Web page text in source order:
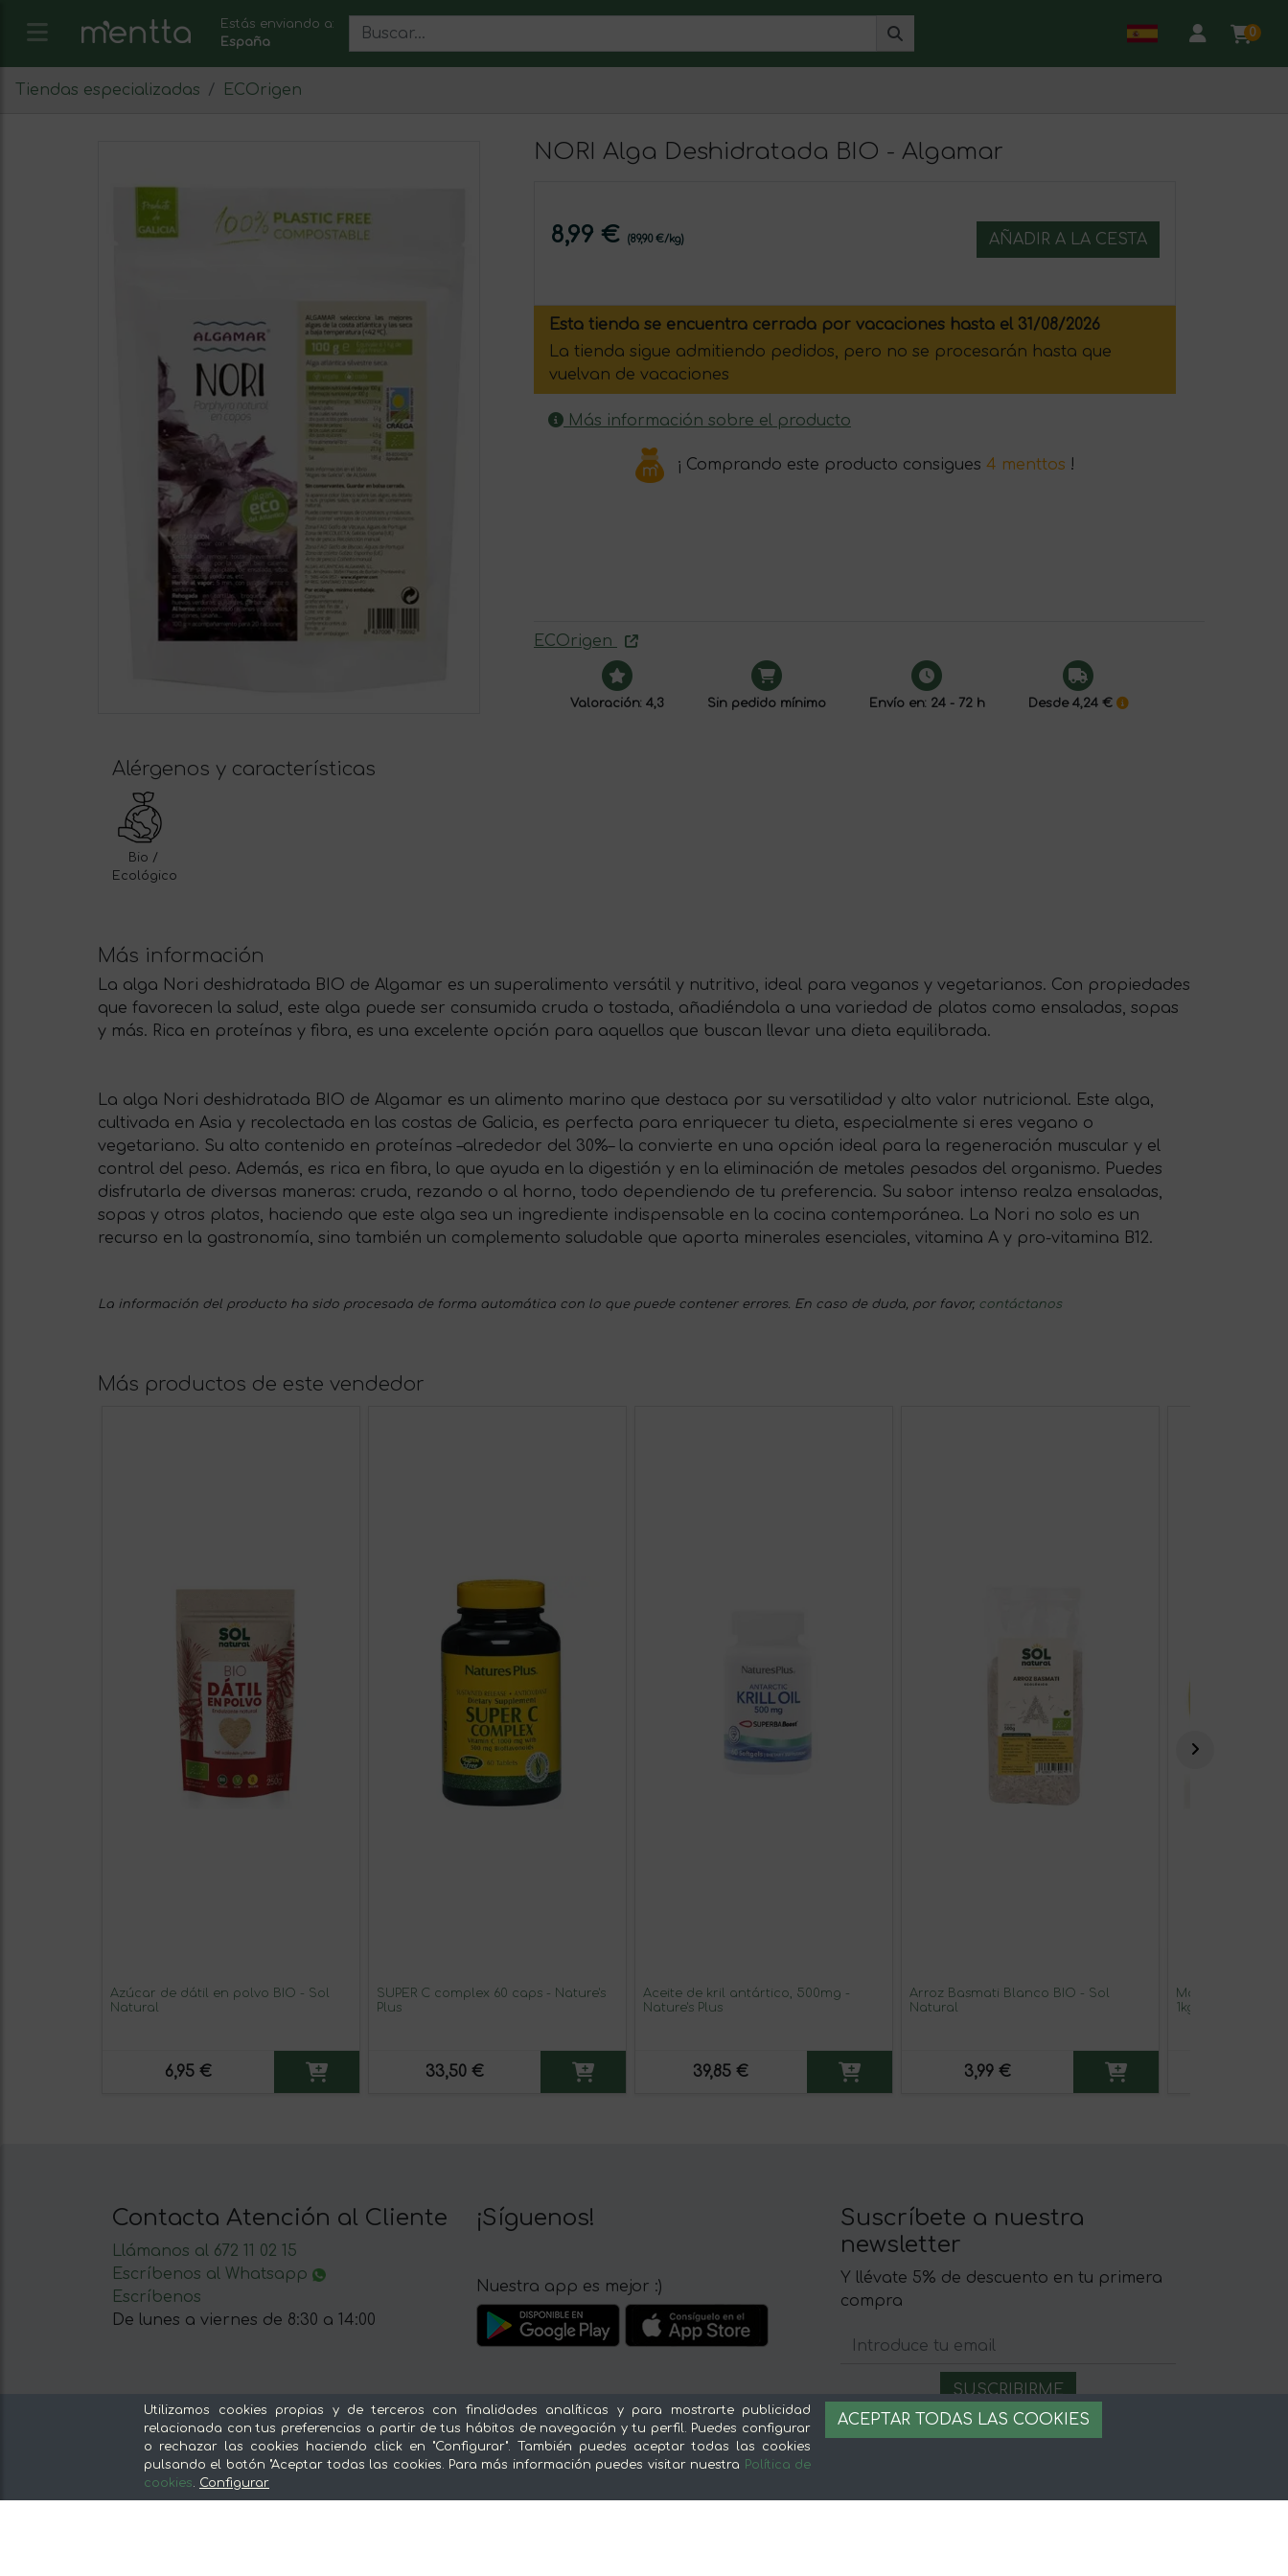
Estás enviando a:
España
0
Tiendas especializadas ECOrigen
NORI Alga Deshidratada BIO - Algamar
8,99 € (89,90 €/kg) AÑADIR A LA CESTA
Esta tienda se encuentra cerrada por vacaciones hasta el 31/08/2026
La tienda sigue admitiendo pedidos, pero no se procesarán hasta que
vuelvan de vacaciones
Más información sobre el producto
¡ Comprando este producto consigues 4 menttos !
ECOrigen
Valoración: 4,3 Sin pedido mínimo Envío en: 24 - 72 h Desde 4,24 €
Alérgenos y características
Bio /
Ecológico
Más información
La alga Nori deshidratada BIO de Algamar es un superalimento versátil y nutritivo, ideal para veganos y vegetarianos. Con propiedades
que favorecen la salud, este alga puede ser consumida cruda o tostada, añadiéndola a una variedad de platos como ensaladas, sopas
y más. Rica en proteínas y fibra, es una excelente opción para aquellos que buscan llevar una dieta equilibrada.
La alga Nori deshidratada BIO de Algamar es un alimento marino que destaca por su versatilidad y alto valor nutricional. Este alga,
cultivada en Asia y recolectada en las costas de Galicia, es perfecta para enriquecer tu dieta, especialmente si eres vegano o
vegetariano. Su alto contenido en proteínas –alrededor del 30%– la convierte en una opción ideal para la regeneración muscular y el
control del peso. Además, es rica en fibra, lo que ayuda en la digestión y en la eliminación de metales pesados del organismo. Puedes
disfrutarla de diversas maneras: cruda, rezando o al horno, todo dependiendo de tu preferencia. Su sabor intenso realza ensaladas,
sopas y otros platos, haciendo que este alga sea un ingrediente indispensable en la cocina contemporánea. La Nori no solo es un
recurso en la gastronomía, sino también un complemento saludable que aporta minerales esenciales, vitamina A y pro-vitamina B12.
La información del producto ha sido procesada de forma automática con lo que puede contener errores. En caso de duda, por favor, contáctanos
Más productos de este vendedor
Azúcar de dátil en polvo BIO - Sol
Natural
6,95 €
SUPER C complex 60 caps - Nature's
Plus
33,50 €
Aceite de kril antártico, 500mg -
Nature's Plus
39,85 €
Arroz Basmati Blanco BIO - Sol
Natural
3,99 €
Manzana
1kg
Contacta Atención al Cliente
Llámanos al 672 11 02 15
Escríbenos al Whatsapp
Escríbenos
De lunes a viernes de 8:30 a 14:00
¡Síguenos!
Nuestra app es mejor :)
Suscríbete a nuestra
newsletter
Y llévate 5% de descuento en tu primera
compra
Nuestras secciones
Del productor, sin intermediarios
Tiendas Especializadas y Productos
Sobre mentta
Ventajas de comprar comida online en
Legal
Utilizamos cookies propias y de terceros con finalidades analíticas y para mostrarte publicidad
relacionada con tus preferencias a partir de tus hábitos de navegación y tu perfil. Puedes configurar
o rechazar las cookies haciendo click en "Configurar". También puedes aceptar todas las cookies
pulsando el botón "Aceptar todas las cookies. Para más información puedes visitar nuestra Política de
cookies. Configurar
ACEPTAR TODAS LAS COOKIES